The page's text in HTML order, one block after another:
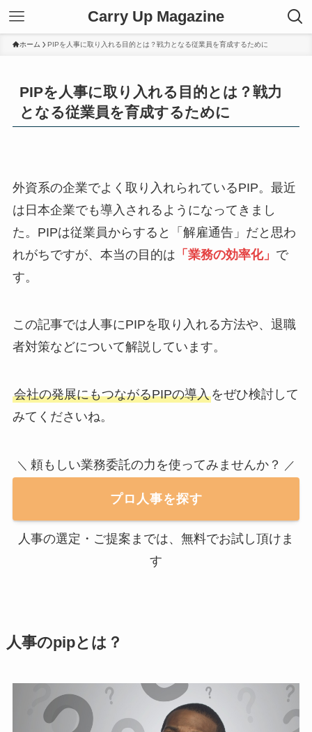
Carry Up Magazine
ホーム PIPを人事に取り入れる目的とは？戦力となる従業員を育成するために
PIPを人事に取り入れる目的とは？戦力
となる従業員を育成するために
外資系の企業でよく取り入れられているPIP。最近
は日本企業でも導入されるようになってきまし
た。PIPは従業員からすると「解雇通告」だと思わ
れがちですが、本当の目的は 「業務の効率化」 で
す。
この記事では人事にPIPを取り入れる方法や、退職
者対策などについて解説しています。
会社の発展にもつながるPIPの導入をぜひ検討して
みてくださいね。
＼ 頼もしい業務委託の力を使ってみませんか？ ／
プロ人事を探す
人事の選定・ご提案までは、無料でお試し頂けま
す
人事のpipとは？